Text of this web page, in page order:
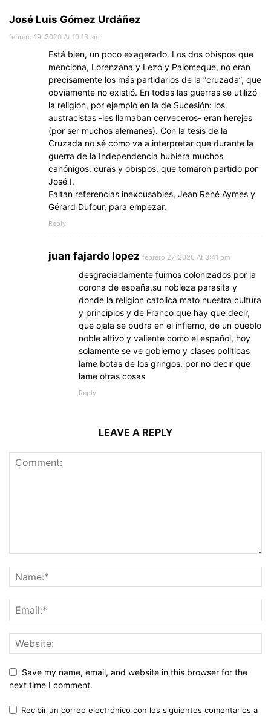
José Luis Gómez Urdáñez
febrero 19, 2020 At 10:13 am
Está bien, un poco exagerado. Los dos obispos que
menciona, Lorenzana y Lezo y Palomeque, no eran
precisamente los más partidarios de la “cruzada”, que
obviamente no existió. En todas las guerras se utilizó
la religión, por ejemplo en la de Sucesión: los
austracistas -les llamaban cerveceros- eran herejes
(por ser muchos alemanes). Con la tesis de la
Cruzada no sé cómo va a interpretar que durante la
guerra de la Independencia hubiera muchos
canónigos, curas y obispos, que tomaron partido por
José I.
Faltan referencias inexcusables, Jean René Aymes y
Gérard Dufour, para empezar.
Reply
juan fajardo lopez febrero 27, 2020 At 3:41 pm
desgraciadamente fuimos colonizados por la
corona de españa,su nobleza parasita y
donde la religion catolica mato nuestra cultura
y principios y de Franco que hay que decir,
que ojala se pudra en el infierno, de un pueblo
noble altivo y valiente como el español, hoy
solamente se ve gobierno y clases politicas
lame botas de los gringos, por no decir que
lame otras cosas
Reply
LEAVE A REPLY
Save my name, email, and website in this browser for the
next time I comment.
Recibir un correo electrónico con los siguientes comentarios a